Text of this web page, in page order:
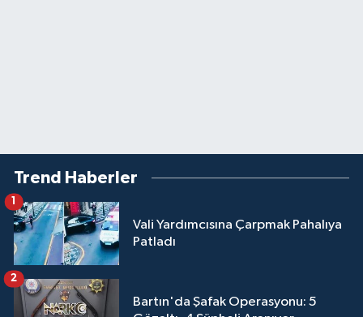
Trend Haberler
Vali Yardımcısına Çarpmak Pahalıya
Patladı
1
Bartın'da Şafak Operasyonu: 5
2